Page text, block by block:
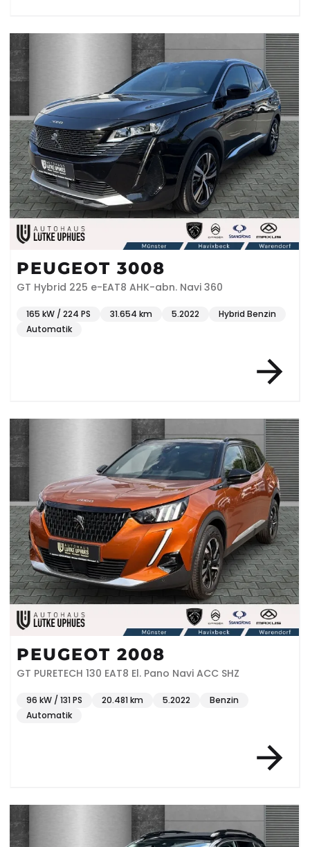
PEUGEOT 3008
GT Hybrid 225 e-EAT8 AHK-abn. Navi 360
165 kW / 224 PS 31.654 km 5.2022
Hybrid Benzin
Automatik
PEUGEOT 2008
GT PURETECH 130 EAT8 El. Pano Navi ACC SHZ
96 kW / 131 PS 20.481 km 5.2022
Benzin
Automatik